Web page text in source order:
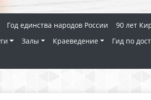
Год единства народов России 90 лет
Залы Краеведение Гид по